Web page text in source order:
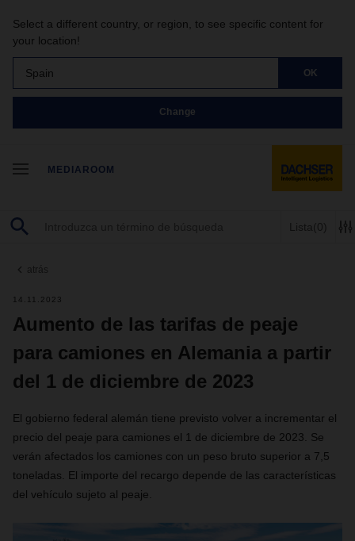
Select a different country, or region, to see specific content for
your location!
Spain OK
Change
MEDIAROOM
Lista (0)
atrás
14.11.2023
Aumento de las tarifas de peaje
para camiones en Alemania a partir
del 1 de diciembre de 2023
El gobierno federal alemán tiene previsto volver a incrementar el
precio del peaje para camiones el 1 de diciembre de 2023. Se
verán afectados los camiones con un peso bruto superior a 7,5
toneladas. El importe del recargo depende de las características
del vehículo sujeto al peaje.